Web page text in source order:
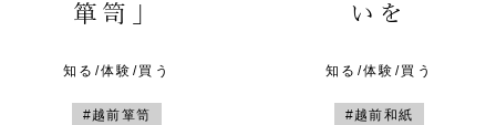
箪笥」
知る/体験/買う
#越前箪笥
いを
知る/体験/買う
#越前和紙